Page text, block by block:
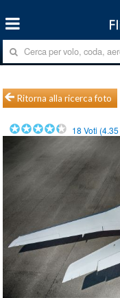
Ritorna alla ricerca foto
18 Voti (4.35